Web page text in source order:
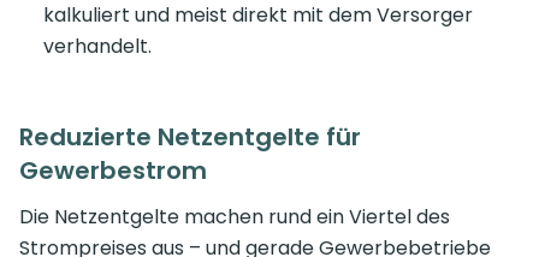
kalkuliert und meist direkt mit dem Versorger
verhandelt.
Reduzierte Netzentgelte für
Gewerbestrom
Die Netzentgelte machen rund ein Viertel des
Strompreises aus – und gerade Gewerbebetriebe